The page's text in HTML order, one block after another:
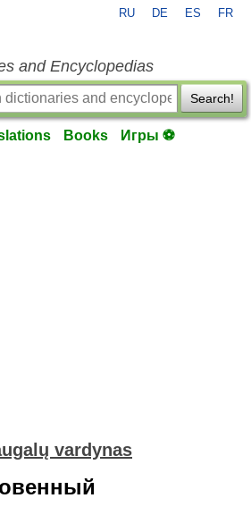
RU DE ES FR
and Encyclopedias
Search!
Books Игры ⚽
vardynas